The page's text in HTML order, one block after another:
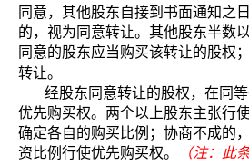
同意，其他股东自接到书面通知之
的，视为同意转让。其他股东半数
同意的股东应当购买该转让的股权
转让。
经股东同意转让的股权，在同
优先购买权。两个以上股东主张行
确定各自的购买比例；协商不成的
资比例行使优先购买权。
（注：此